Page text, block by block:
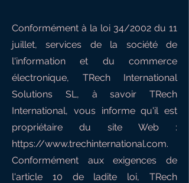
Conformément à la loi 34/2002 du 11
juillet, services de la société de
l'information et du commerce
électronique, TRech International
Solutions SL, à savoir TRech
International, vous informe qu'il est
propriétaire du site Web :
https://www.trechinternational.com.
Conformément aux exigences de
l'article 10 de ladite loi, TRech